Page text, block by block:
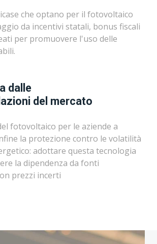
che optano per il fotovoltaico
da incentivi statali, bonus fiscali
per promuovere l'uso delle
dalle
del mercato
fotovoltaico per le aziende a
la protezione contro le volatilità
adottare questa tecnologia
la dipendenza da fonti
prezzi incerti